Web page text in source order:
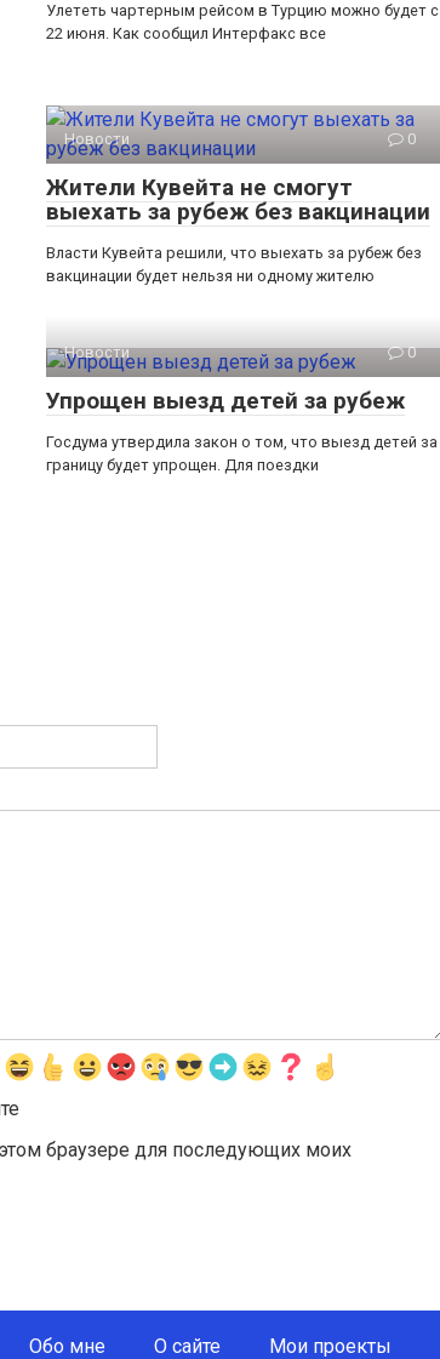
Улететь чартерным рейсом в Турцию можно будет с
22 июня. Как сообщил Интерфакс все
Новости 0
Жители Кувейта не смогут
выехать за рубеж без вакцинации
Власти Кувейта решили, что выехать за рубеж без
вакцинации будет нельзя ни одному жителю
Новости 0
Упрощен выезд детей за рубеж
Госдума утвердила закон о том, что выезд детей за
границу будет упрощен. Для поездки
браузере для последующих моих
Обо мне О сайте Мои проекты